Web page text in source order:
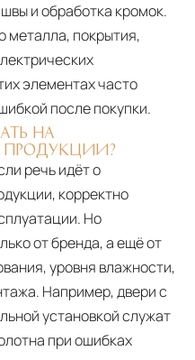
и обработка кромок.
металла, покрытия,
элементах часто
после покупки.
НА
ПРОДУКЦИИ?
речь идёт о
корректно
Но
от бренда, а ещё от
уровня влажности,
Например, двери с
установкой служат
при ошибках